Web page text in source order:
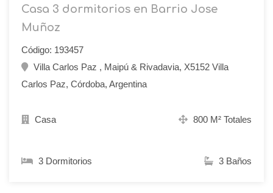
Casa 3 dormitorios en Barrio Jose
Muñoz
Código: 193457
Villa Carlos Paz , Maipú & Rivadavia, X5152 Villa
Carlos Paz, Córdoba, Argentina
Casa 800 M² Totales
3 Dormitorios 3 Baños